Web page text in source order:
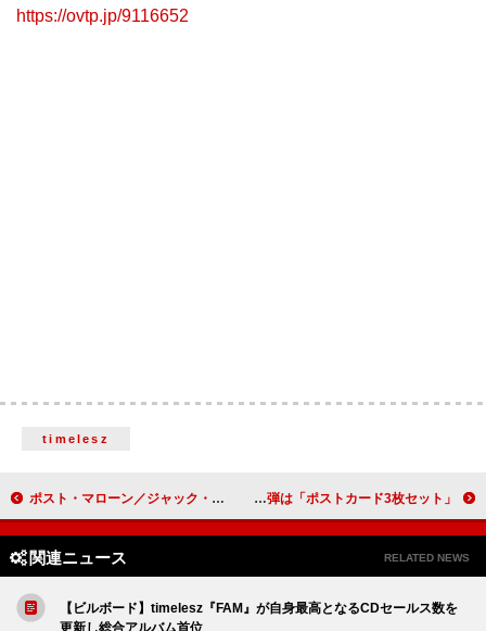
https://ovtp.jp/9116652
timelesz
ポスト・マローン／ジャック・ホワイトら、2025年のNFL感謝祭ゲーム・ハーフタイム・ショーに出演 超特急、ライブ＆ドキュメンタリー映画『RE:VE』“入プレ”第3弾は「ポストカード3枚セット」
関連ニュース RELATED NEWS
【ビルボード】timelesz『FAM』が自身最高となるCDセールス数を
更新し総合アルバム首位